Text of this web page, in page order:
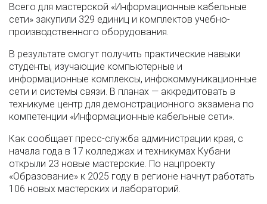
Всего для мастерской «Информационные кабельные
сети» закупили 329 единиц и комплектов учебно-
производственного оборудования.
В результате смогут получить практические навыки
студенты, изучающие компьютерные и
информационные комплексы, инфокоммуникационные
сети и системы связи. В планах — аккредитовать в
техникуме центр для демонстрационного экзамена по
компетенции «Информационные кабельные сети».
Как сообщает пресс-служба администрации края, с
начала года в 17 колледжах и техникумах Кубани
открыли 23 новые мастерские. По нацпроекту
«Образование» к 2025 году в регионе начнут работать
106 новых мастерских и лабораторий.